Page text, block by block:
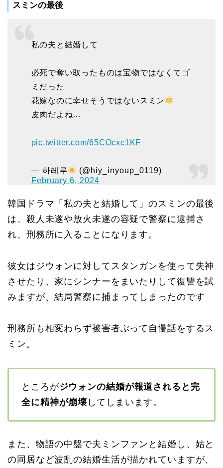
スミンの最後
私の夫と結婚して
必死で奪い取ったものは宝物ではなくてゴ
ミだった
花嫁なのに幸せそうではないスミン
皮肉だよね…
pic.twitter.com/65COcxc1KF
— 하레루
(@hiy_inyoup_0119)
February 6, 2024
韓国ドラマ「私の夫と結婚して」のスミンの最後
は、殺人未遂や放火未遂の容疑で警察に逮捕さ
れ、刑務所に入ることになります。
彼女はジウォンに対してスタンガンを使って失神
させたり、家にシンナーをまいたりして復讐を試
みますが、結局警察に捕まってしまったのです
刑務所も相変わらず被害者ぶって自慢話をするス
ミン。
ところがジウォンの結婚が報道されると完
全に精神が崩壊 してしまいます。
また、物語の中盤で夫ミンファンと結婚し、姑と
の同居など波乱の結婚生活が描かれていますが、